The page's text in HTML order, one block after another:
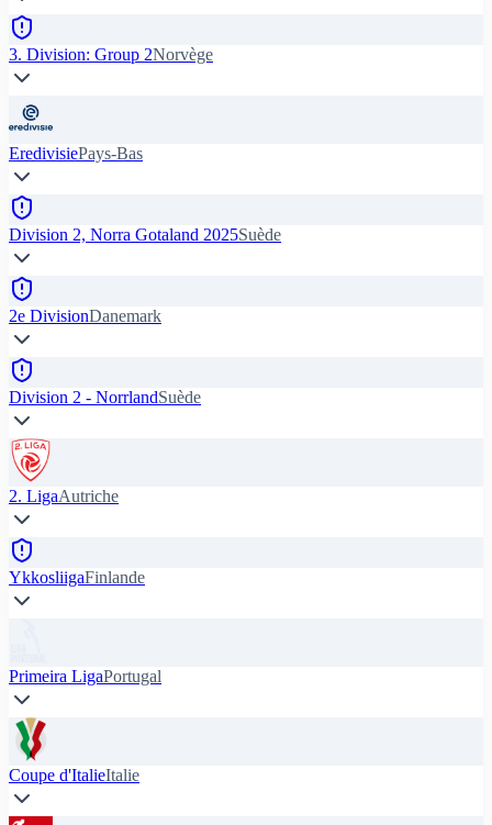
3. Division: Group 2Norvège
EredivisiePays-Bas
Division 2, Norra Gotaland 2025Suède
2e DivisionDanemark
Division 2 - NorrlandSuède
2. LigaAutriche
YkkosliigaFinlande
Primeira LigaPortugal
Coupe d'ItalieItalie